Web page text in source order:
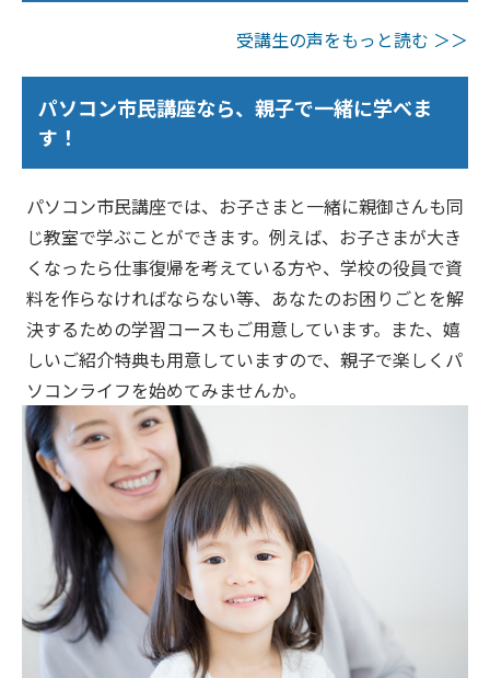
受講生の声をもっと読む ＞＞
パソコン市民講座なら、親子で一緒に学べま
す！
パソコン市民講座では、お子さまと一緒に親御さんも同
じ教室で学ぶことができます。例えば、お子さまが大き
くなったら仕事復帰を考えている方や、学校の役員で資
料を作らなければならない等、あなたのお困りごとを解
決するための学習コースもご用意しています。また、嬉
しいご紹介特典も用意していますので、親子で楽しくパ
ソコンライフを始めてみませんか。